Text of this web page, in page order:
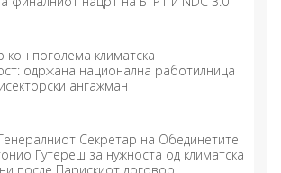
кон поголема климатска
одржана национална работилница
ангажман
Секретар на Обединетите
Гутереш за нужноста од климатска